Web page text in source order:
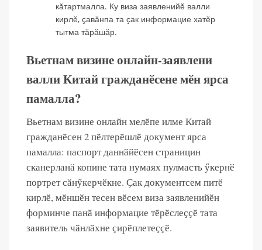
кӑтартмалла. Ку виза заявленийӗ валли
кирлӗ, ҫавӑнпа та ҫак информацие хатӗр
тытма тӑрӑшӑр.
Вьетнам визине онлайн-заявлени
валли Китай гражданӗсене мӗн ярса
памалла?
Вьетнам визине онлайн мелӗпе илме Китай
гражданӗсен 2 пӗлтерӗшлӗ документ ярса
памалла: паспорт даннӑйӗсен страницин
сканерланӑ копине ​​тата нумаях пулмасть ӳкернӗ
портрет сӑнӳкерчӗкне. Ҫак документсем питӗ
кирлӗ, мӗншӗн тесен вӗсем виза заявленийӗн
форминче панӑ информацие тӗрӗслеҫҫӗ тата
заявитель чӑнлӑхне ҫирӗплетеҫҫӗ.